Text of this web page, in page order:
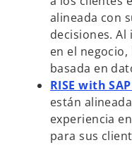
e
n
u
n
a
p
e
s
alineada con
decisiones.
en el
basada en
RISE with
están
experiencia
para sus